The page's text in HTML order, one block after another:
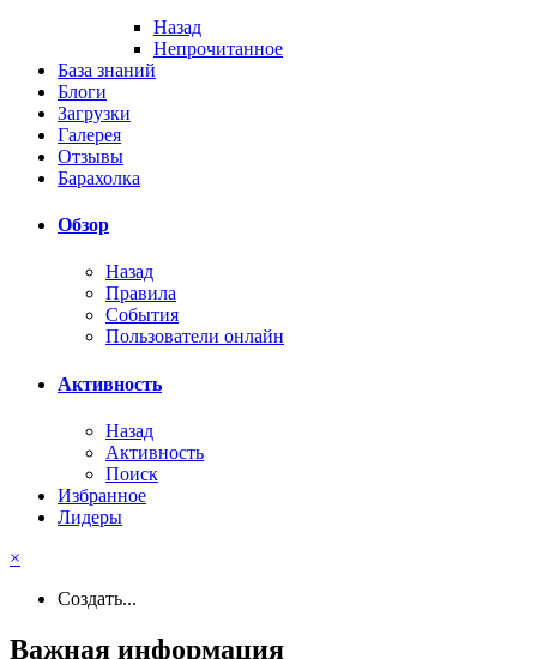
Назад
Непрочитанное
База знаний
Блоги
Загрузки
Галерея
Отзывы
Барахолка
Обзор
Назад
Правила
События
Пользователи онлайн
Активность
Назад
Активность
Поиск
Избранное
Лидеры
×
Создать...
Важная информация